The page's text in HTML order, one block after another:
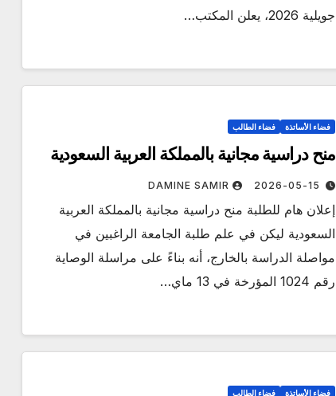
جويلية 2026، يعلن المكتب…
فضاء الأساتذة فضاء الطالب
منح دراسية مجانية بالمملكة العربية السعودية
2026-05-15
DAMINE SAMIR
إعلان هام للطلبة منح دراسية مجانية بالمملكة العربية
السعودية ليكن في علم طلبة الجامعة الراغبين في
مواصلة الدراسة بالخارج، أنه بناءً على مراسلة الوصاية
رقم 1024 المؤرخة في 13 ماي…
فضاء الأساتذة فضاء الطالب